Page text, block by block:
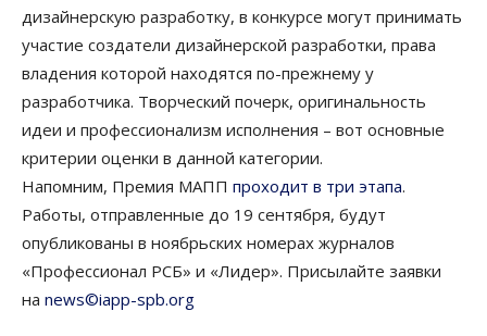
дизайнерскую разработку, в конкурсе могут принимать
участие создатели дизайнерской разработки, права
владения которой находятся по-прежнему у
разработчика. Творческий почерк, оригинальность
идеи и профессионализм исполнения – вот основные
критерии оценки в данной категории.
Напомним, Премия МАПП проходит в три этапа.
Работы, отправленные до 19 сентября, будут
опубликованы в ноябрьских номерах журналов
«Профессионал РСБ» и «Лидер». Присылайте заявки
на news©iapp-spb.org